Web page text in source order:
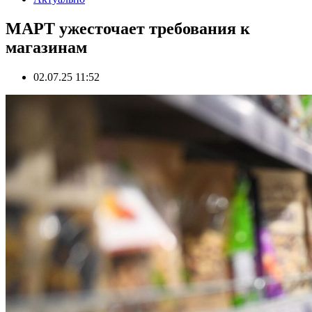
МАРТ ужесточает требования к
магазинам
02.07.25 11:52